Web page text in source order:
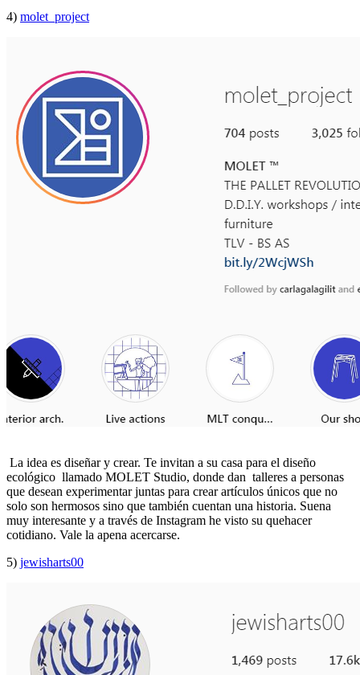
4) molet_project
La idea es diseñar y crear. Te invitan a su casa para el diseño
ecológico llamado MOLET Studio, donde dan talleres a personas
que desean experimentar juntas para crear artículos únicos que no
solo son hermosos sino que también cuentan una historia. Suena
muy interesante y a través de Instagram he visto su quehacer
cotidiano. Vale la apena acercarse.
5) jewisharts00